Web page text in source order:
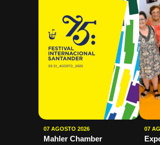
07 AGOSTO 2026
Mahler Chamber
07